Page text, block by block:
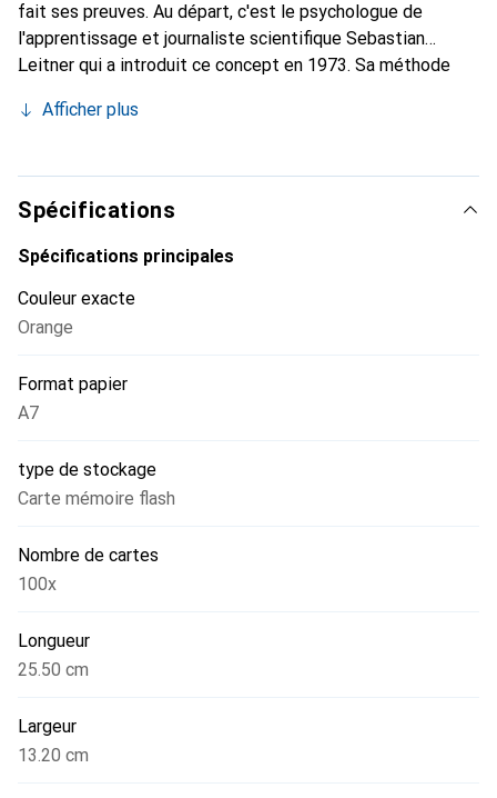
fait ses preuves. Au départ, c'est le psychologue de
l'apprentissage et journaliste scientifique Sebastian
Leitner qui a introduit ce concept en 1973. Sa méthode
blocs qui se répètent à intervalles réguliers. Cela rend la
nécessite que les cartes soient préparées à l'avance et
écrites à la main, car l'écriture et la lecture sur papier
facilitent l'apprentissage.
Afficher plus
Spécifications
Spécifications principales
Couleur exacte
Orange
Format papier
A7
type de stockage
Carte mémoire flash
Nombre de cartes
100x
Longueur
25.50 cm
Largeur
13.20 cm